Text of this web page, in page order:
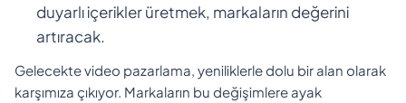
duyarlı içerikler üretmek, markaların değerini
artıracak.
Gelecekte video pazarlama, yeniliklerle dolu bir alan olarak
karşımıza çıkıyor. Markaların bu değişimlere ayak